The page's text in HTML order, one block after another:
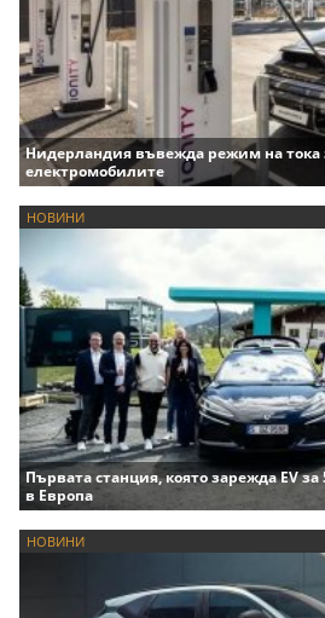
Нидерландия въвежда режим на тока
електромобилите
НОВИНИ
Първата станция, която зарежда EV
в Европа
НОВИНИ